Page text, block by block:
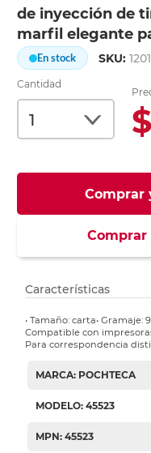
de inyección de
marfil elegante
En stock SKU:
Cantidad
Comprar
Comprar
Características
• Tamaño: carta• Gramaje:
Compatible con
Para correspondencia
MARCA: POCHTECA
MODELO: 45523
MPN: 45523